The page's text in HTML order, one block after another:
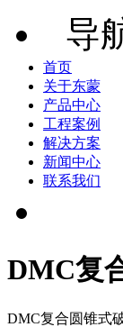
导
首页
关于东蒙
产品中心
工程案例
解决方案
新闻中心
联系我们
DMC复
DMC复合圆锥式